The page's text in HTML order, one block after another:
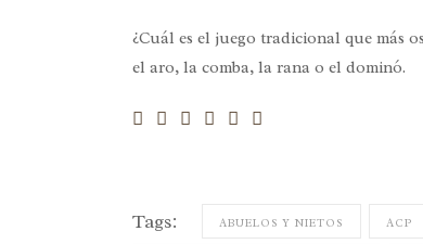
¿Cuál es el juego tradicional que más
el aro, la comba, la rana o el dominó.
Tags: ABUELOS Y NIETOS ACP